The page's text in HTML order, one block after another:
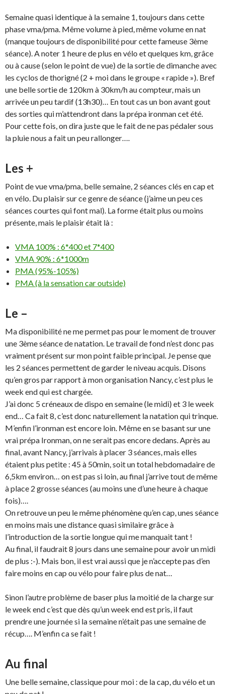
Semaine quasi identique à la semaine 1, toujours dans cette
phase vma/pma. Même volume à pied, même volume en nat
(manque toujours de disponibilité pour cette fameuse 3ème
séance). A noter 1 heure de plus en vélo et quelques km, grâce
ou à cause (selon le point de vue) de la sortie de dimanche avec
les cyclos de thorigné (2 + moi dans le groupe « rapide »). Bref
une belle sortie de 120km à 30km/h au compteur, mais un
arrivée un peu tardif (13h30)… En tout cas un bon avant gout
des sorties qui m’attendront dans la prépa ironman cet été.
Pour cette fois, on dira juste que le fait de ne pas pédaler sous
la pluie nous a fait un peu rallonger….
Les +
Point de vue vma/pma, belle semaine, 2 séances clés en cap et
en vélo. Du plaisir sur ce genre de séance (j’aime un peu ces
séances courtes qui font mal). La forme était plus ou moins
présente, mais le plaisir était là :
VMA 100% : 6*400 et 7*400
VMA 90% : 6*1000m
PMA (95%-105%)
PMA (à la sensation car outside)
Le –
Ma disponibilité ne me permet pas pour le moment de trouver
une 3ème séance de natation. Le travail de fond n’est donc pas
vraiment présent sur mon point faible principal. Je pense que
les 2 séances permettent de garder le niveau acquis. Disons
qu’en gros par rapport à mon organisation Nancy, c’est plus le
week end qui est chargée.
J’ai donc 5 créneaux de dispo en semaine (le midi) et 3 le week
end… Ca fait 8, c’est donc naturellement la natation qui trinque.
M’enfin l’ironman est encore loin. Même en se basant sur une
vrai prépa Ironman, on ne serait pas encore dedans. Après au
final, avant Nancy, j’arrivais à placer 3 séances, mais elles
étaient plus petite : 45 à 50min, soit un total hebdomadaire de
6,5km environ… on est pas si loin, au final j’arrive tout de même
à place 2 grosse séances (au moins une d’une heure à chaque
fois)….
On retrouve un peu le même phénomène qu’en cap, unes séance
en moins mais une distance quasi similaire grâce à
l’introduction de la sortie longue qui me manquait tant !
Au final, il faudrait 8 jours dans une semaine pour avoir un midi
de plus :-). Mais bon, il est vrai aussi que je n’accepte pas d’en
faire moins en cap ou vélo pour faire plus de nat…
Sinon l’autre problème de baser plus la moitié de la charge sur
le week end c’est que dès qu’un week end est pris, il faut
prendre une journée si la semaine n’était pas une semaine de
récup…. M’enfin ca se fait !
Au final
Une belle semaine, classique pour moi : de la cap, du vélo et un